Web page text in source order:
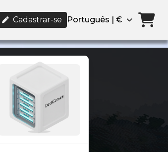
Cadastrar-se Português | €